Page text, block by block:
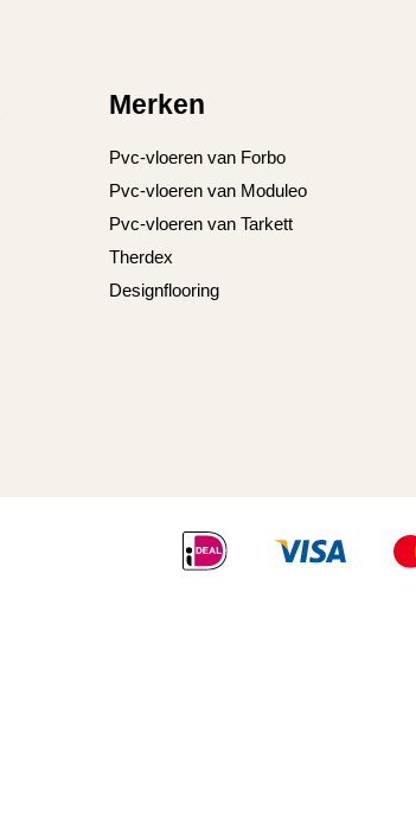
de
Merken
Pvc-vloeren van Forbo
Pvc-vloeren van Moduleo
Pvc-vloeren van Tarkett
Therdex
Designflooring